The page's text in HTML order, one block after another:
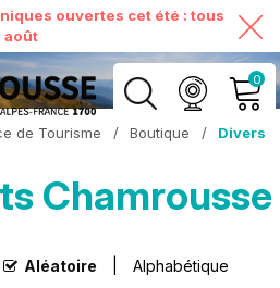
ouvertes cet été : tous
août
0
MON COMPTE
VOIR MON PANIER
de Tourisme / Boutique / Divers
Chamrousse
Aléatoire Alphabétique